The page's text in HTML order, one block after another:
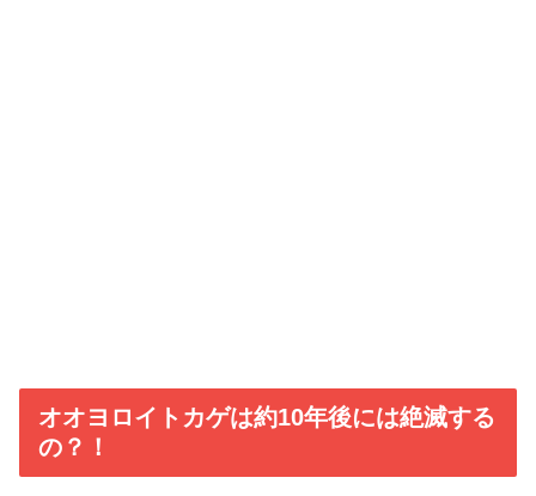
オオヨロイトカゲは約10年後には絶滅する
の？！